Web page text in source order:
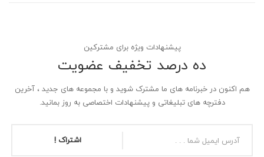
پیشنهادات ویژه برای مشترکین
ده درصد تخفیف عضویت
هم اکنون در خبرنامه های ما مشترک شوید و با مجموعه های جدید ، آخرین
دفترچه های تبلیغاتی و پیشنهادات اختصاصی به روز بمانید.
اشتراک !